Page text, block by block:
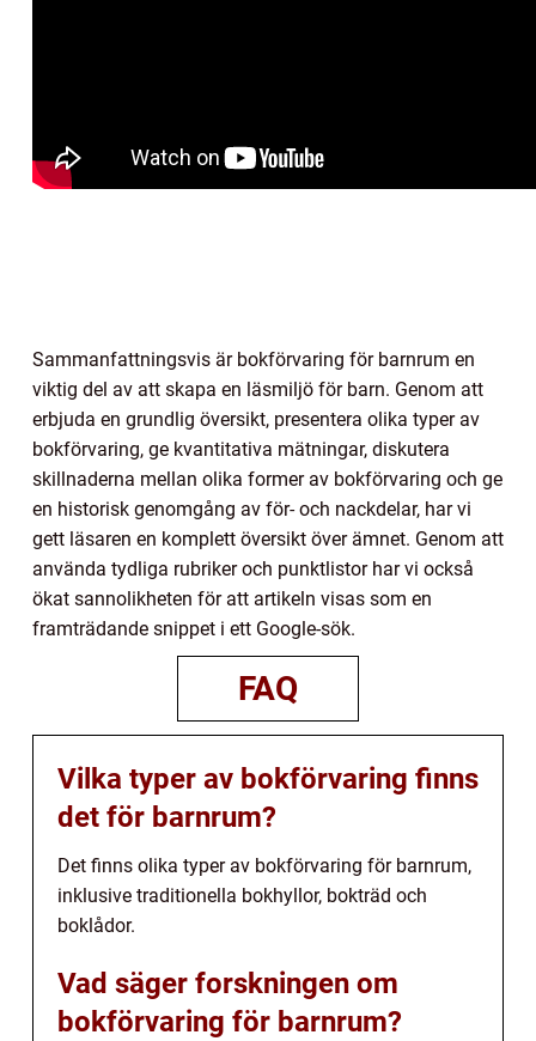
Sammanfattningsvis är bokförvaring för barnrum en
viktig del av att skapa en läsmiljö för barn. Genom att
erbjuda en grundlig översikt, presentera olika typer av
bokförvaring, ge kvantitativa mätningar, diskutera
skillnaderna mellan olika former av bokförvaring och ge
en historisk genomgång av för- och nackdelar, har vi
gett läsaren en komplett översikt över ämnet. Genom att
använda tydliga rubriker och punktlistor har vi också
ökat sannolikheten för att artikeln visas som en
framträdande snippet i ett Google-sök.
FAQ
Vilka typer av bokförvaring finns
det för barnrum?
Det finns olika typer av bokförvaring för barnrum,
inklusive traditionella bokhyllor, bokträd och
boklådor.
Vad säger forskningen om
bokförvaring för barnrum?